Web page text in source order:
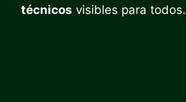
técnicos visibles para todos.